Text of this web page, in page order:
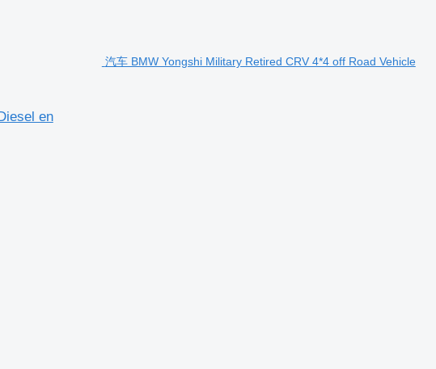
汽车 BMW Yongshi Military Retired CRV 4*4 off Road Vehicle
en